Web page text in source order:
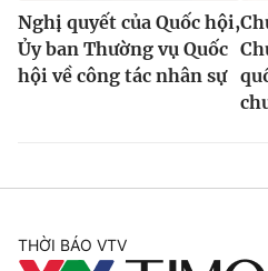
Liên hệ quảng cáo:024-
Nghị quyết của Quốc hội,
Ủy ban Thường vụ Quốc
hội về công tác nhân sự
THỜI BÁO VTV